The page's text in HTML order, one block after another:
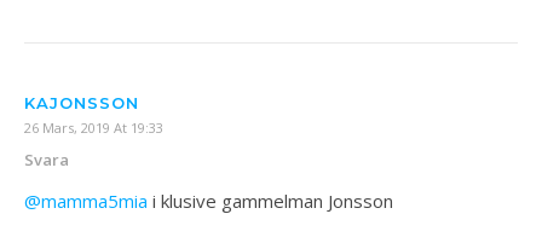
KAJONSSON
26 Mars, 2019 At 19:33
Svara
@mamma5mia i klusive gammelman Jonsson